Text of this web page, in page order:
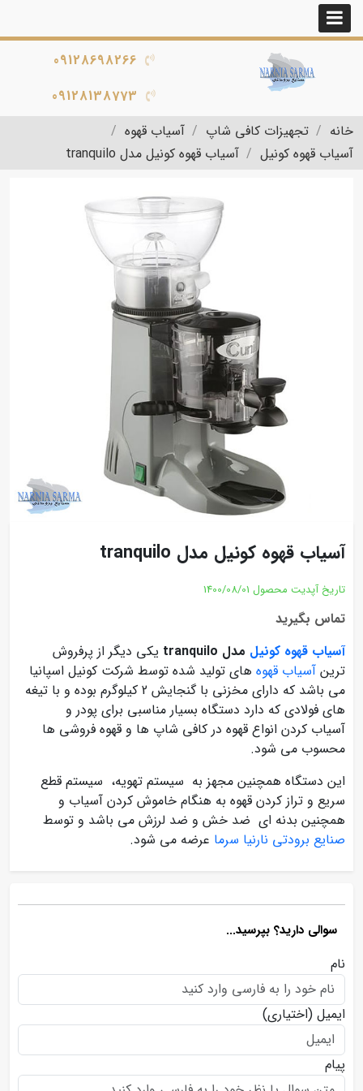
09128698266
09128138773
خانه
تجهیزات کافی شاپ
آسیاب قهوه
آسیاب قهوه کونیل
آسیاب قهوه کونیل مدل tranquilo
آسیاب قهوه کونیل مدل tranquilo
تاریخ آپدیت محصول 1400/08/01
تماس بگیرید
آسیاب قهوه کونیل مدل tranquilo
یکی دیگر از پرفروش
ترین آسیاب قهوه های تولید شده توسط شرکت کونیل اسپانیا
می باشد که دارای مخزنی با گنجایش 2 کیلوگرم بوده و با تیغه
های فولادی که دارد دستگاه بسیار مناسبی برای پودر و
آسیاب کردن انواع قهوه در کافی شاپ ها و قهوه فروشی ها
محسوب می شود.
این دستگاه همچنین مجهز به سیستم تهویه، سیستم قطع
سریع و تراز کردن قهوه به هنگام خاموش کردن آسیاب و
همچنین بدنه ای ضد خش و ضد لرزش می باشد و توسط
صنایع برودتی نارنیا سرما عرضه می شود.
سوالی دارید؟ بپرسید...
نام
ایمیل (اختیاری)
پیام